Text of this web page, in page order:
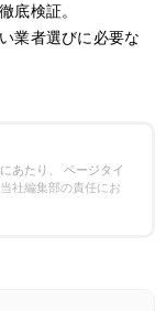
底検証。
業者選びに必要な
あたり、 ページタイ
社編集部の責任にお